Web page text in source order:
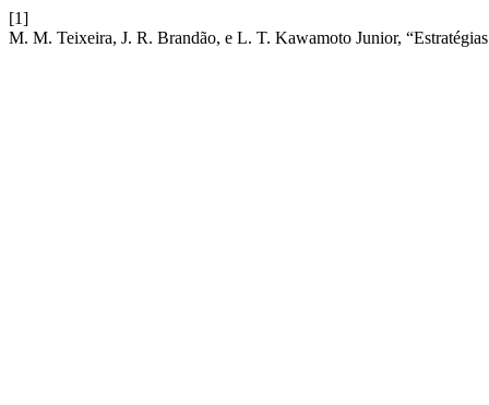
[1]
M. M. Teixeira, J. R. Brandão, e L. T. Kawamoto Junior,